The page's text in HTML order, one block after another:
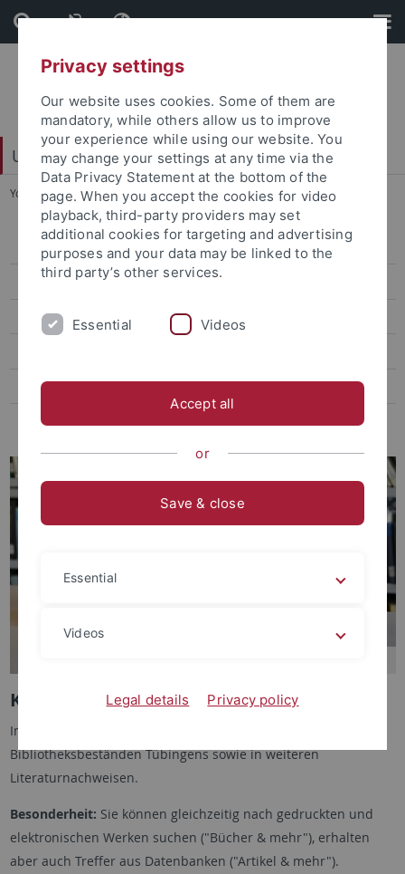
Skip
to
content
Skip
to
footer
Universitätsbibliothek
You are here: Startseite ... Kataloge
Katalog plus
Bestell-Katalog
DigiKat 1851-1960
Sonderkataloge
Überregionale Kataloge
Katalog plus
Im
Bibliotheksbeständen Tübingens sowie in weiteren
Literaturnachweisen.
Besonderheit: Sie können gleichzeitig nach gedruckten und
elektronischen Werken suchen ("Bücher & mehr"), erhalten
aber auch Treffer aus Datenbanken ("Artikel & mehr").
Privacy settings
Our website uses cookies. Some of them are
mandatory, while others allow us to improve
your experience while using our website. You
may change your settings at any time via the
Data Privacy Statement at the bottom of the
page. When you accept the cookies for video
playback, third-party providers may set
additional cookies for targeting and advertising
purposes and your data may be linked to the
third party’s other services.
Essential Videos
Accept all
or
Save & close
Essential
Videos
Legal details Privacy policy